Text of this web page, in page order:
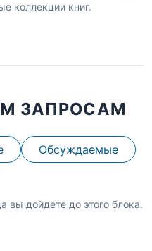
коллекции книг.
ЗАПРОСАМ
Обсуждаемые
вы дойдете до этого блока.